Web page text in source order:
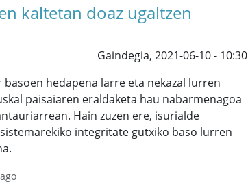
kaltetan doaz ugaltzen
Gaindegia, 2021-06-10 - 10:30
basoen hedapena larre eta nekazal lurren
paisaiaren eraldaketa hau nabarmenagoa
Hain zuzen ere, isurialde
integritate gutxiko baso lurren